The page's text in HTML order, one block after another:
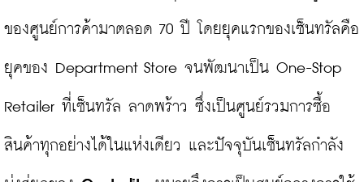
ของศูนย์การค้ามาตลอด 70 ปี โดยยุคแรกของเซ็นทรัลคือ
ยุคของ Department Store จนพัฒนาเป็น One-Stop
Retailer ที่เซ็นทรัล ลาดพร้าว ซึ่งเป็นศูนย์รวมการซื้อ
สินค้าทุกอย่างได้ในแห่งเดียว และปัจจุบันเซ็นทรัลกำลัง